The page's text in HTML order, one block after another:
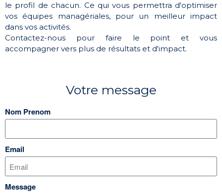
le profil de chacun. Ce qui vous permettra d'optimiser
vos équipes managériales, pour un meilleur impact
dans vos activités.
Contactez-nous pour faire le point et vous
accompagner vers plus de résultats et d'impact.
Votre message
Nom Prenom
Email
Message